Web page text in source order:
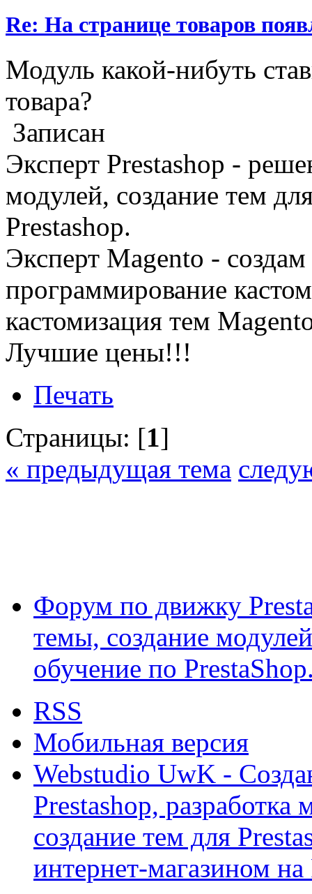
Re: На странице товаров
Модуль какой-нибуть
товара?
Записан
Эксперт Prestashop -
модулей, создание тем
Prestashop.
Эксперт Magento -
программирование
кастомизация тем
Лучшие цены!!!
Печать
Страницы: [1]
« предыдущая тема
Форум по движку
темы, создание
обучение по
RSS
Мобильная версия
Webstudio UwK -
Prestashop, разработка
создание тем для
интернет-магазином на